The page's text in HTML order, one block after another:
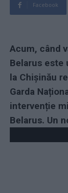
Facebook
Acum, când
Belarus este
la Chișinău
Garda
intervenție
Belarus. Un